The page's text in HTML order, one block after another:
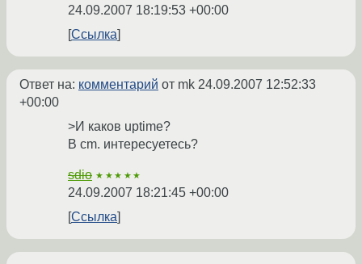
24.09.2007 18:19:53 +00:00
Ссылка
Ответ на: комментарий от mk 24.09.2007 12:52:33
+00:00
>И каков uptime?
B cm. интересуетесь?
sdio ★★★★★
24.09.2007 18:21:45 +00:00
Ссылка